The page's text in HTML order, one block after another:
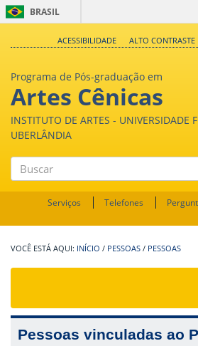
BRASIL
ACESSIBILIDADE ALTO CONTRASTE
Programa de Pós-graduação em
Artes Cênicas
INSTITUTO DE ARTES - UNIVERSIDADE
UBERLÂNDIA
Buscar
Serviços Telefones
INÍCIO / PESSOAS / PESSOAS
Pessoas vinculadas ao